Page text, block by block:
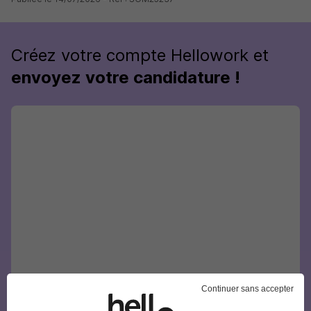
Créez votre compte Hellowork et
envoyez votre candidature !
Continuer sans accepter